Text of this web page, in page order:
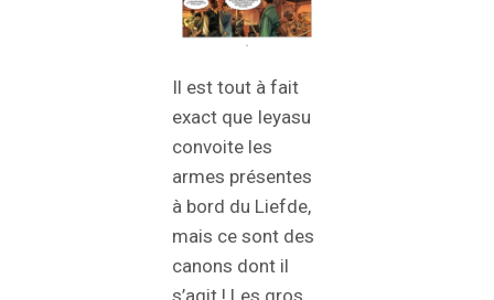
Il est tout à fait
exact que Ieyasu
convoite les
armes présentes
à bord du Liefde,
mais ce sont des
canons dont il
s’agit ! Les gros